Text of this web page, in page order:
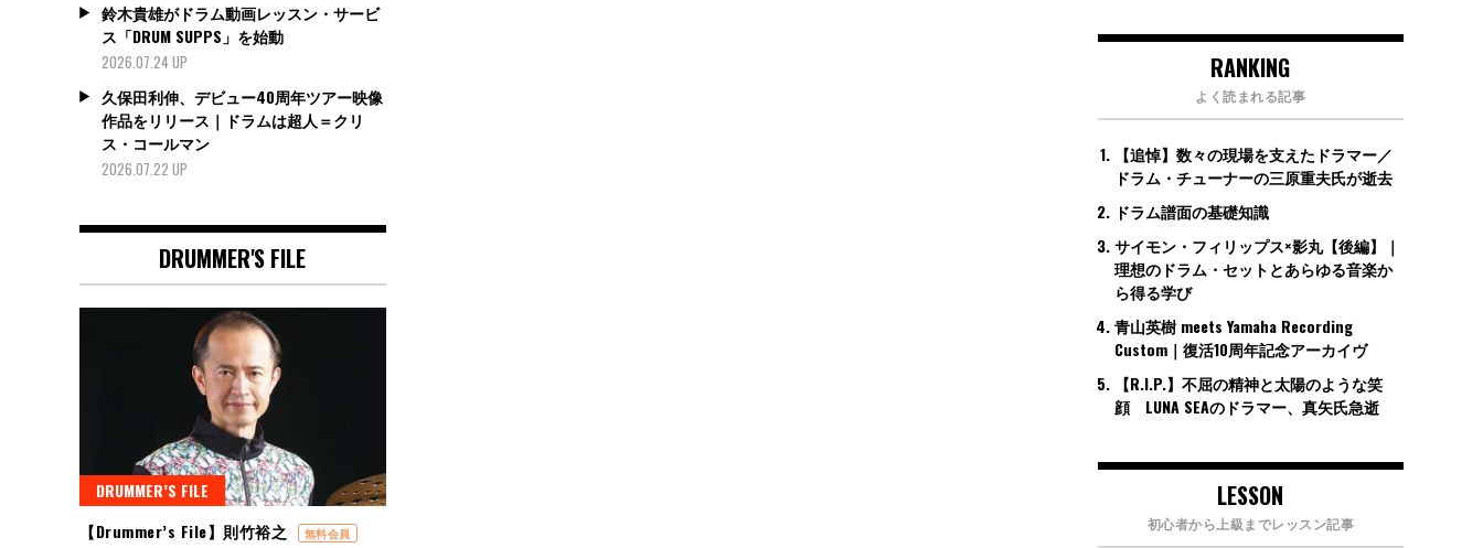
鈴木貴雄がドラム動画レッスン・サービ
ス「DRUM SUPPS」を始動
2026.07.24 UP
久保田利伸、デビュー40周年ツアー映像
作品をリリース｜ドラムは超人＝クリ
ス・コールマン
2026.07.22 UP
DRUMMER'S FILE
DRUMMER’S FILE
【Drummer’s File】則竹裕之
無料会員
RANKING
よく読まれる記事
【追悼】数々の現場を支えたドラマー／
ドラム・チューナーの三原重夫氏が逝去
ドラム譜面の基礎知識
サイモン・フィリップス×影丸【後編】｜
理想のドラム・セットとあらゆる音楽か
ら得る学び
青山英樹 meets Yamaha Recording
Custom｜復活10周年記念アーカイヴ
【R.I.P.】不屈の精神と太陽のような笑
顔 LUNA SEAのドラマー、真矢氏急逝
LESSON
初心者から上級までレッスン記事